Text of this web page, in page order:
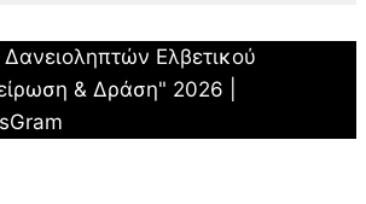
Ελβετικού
& Δράση" 2026 |